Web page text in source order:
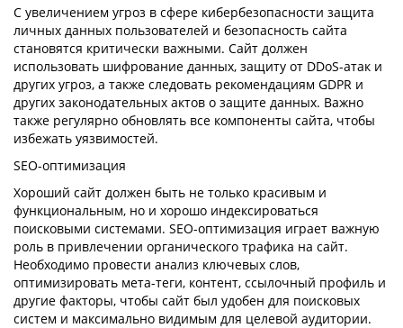
С увеличением угроз в сфере кибербезопасности защита
личных данных пользователей и безопасность сайта
становятся критически важными. Сайт должен
использовать шифрование данных, защиту от DDoS-атак и
других угроз, а также следовать рекомендациям GDPR и
других законодательных актов о защите данных. Важно
также регулярно обновлять все компоненты сайта, чтобы
избежать уязвимостей.
SEO-оптимизация
Хороший сайт должен быть не только красивым и
функциональным, но и хорошо индексироваться
поисковыми системами. SEO-оптимизация играет важную
роль в привлечении органического трафика на сайт.
Необходимо провести анализ ключевых слов,
оптимизировать мета-теги, контент, ссылочный профиль и
другие факторы, чтобы сайт был удобен для поисковых
систем и максимально видимым для целевой аудитории.